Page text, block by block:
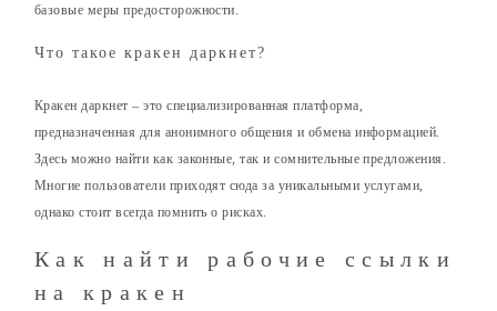
базовые меры предосторожности.
Что такое кракен даркнет?
Кракен даркнет – это специализированная платформа,
предназначенная для анонимного общения и обмена информацией.
Здесь можно найти как законные, так и сомнительные предложения.
Многие пользователи приходят сюда за уникальными услугами,
однако стоит всегда помнить о рисках.
Как найти рабочие ссылки
на кракен